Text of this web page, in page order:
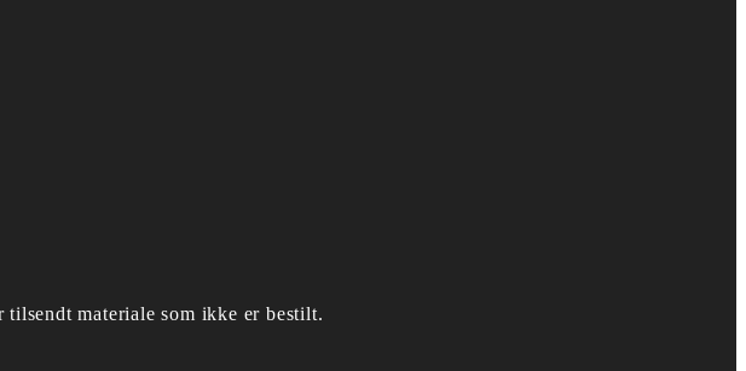
tilsendt materiale som ikke er bestilt.